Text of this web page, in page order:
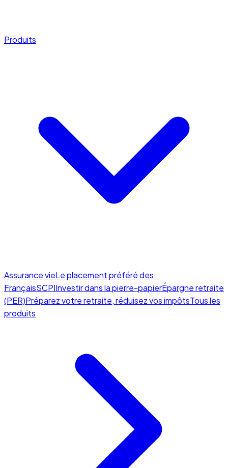
Produits
Assurance vieLe placement préféré des
FrançaisSCPIInvestir dans la pierre-papierÉpargne retraite
(PER)Préparez votre retraite, réduisez vos impôtsTous les
produits